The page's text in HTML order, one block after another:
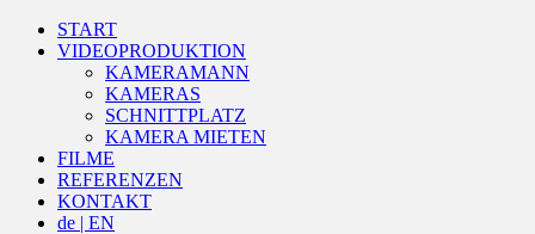
START
VIDEOPRODUKTION
KAMERAMANN
KAMERAS
SCHNITTPLATZ
KAMERA MIETEN
FILME
REFERENZEN
KONTAKT
de | EN